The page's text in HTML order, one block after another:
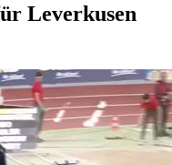
Leverkusen